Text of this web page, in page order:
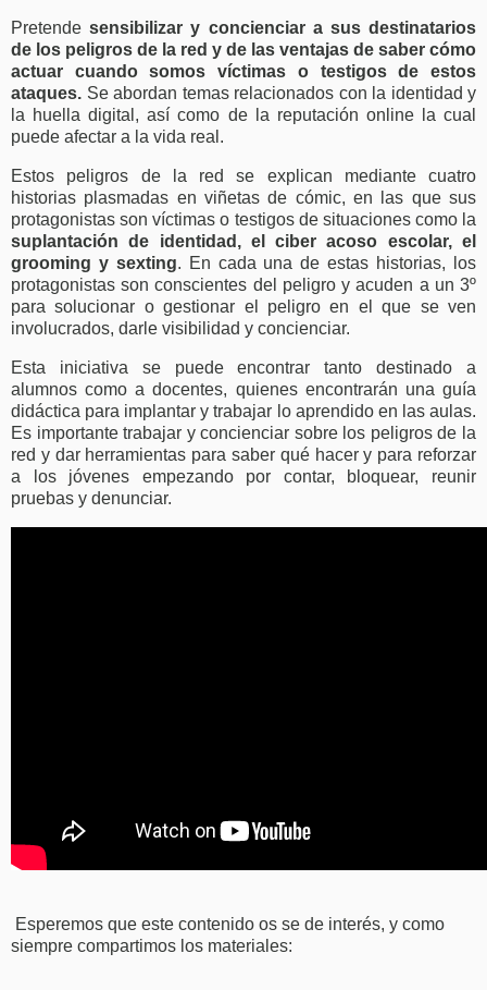
Pretendesensibilizar y concienciar a sus destinatarios
de los peligros de la red y de las ventajas de saber cómo
actuar cuando somos víctimas o testigos de estos
ataques. Se abordan temas relacionados con la identidad y
la huella digital, así como de la reputación online la cual
puede afectar a la vida real.
Estos peligros de la red se explican mediante cuatro
historias plasmadas en viñetas de cómic, en las que sus
protagonistas son víctimas o testigos de situaciones como la
suplantación de identidad, el ciber acoso escolar, el
grooming y sexting. En cada una de estas historias, los
protagonistas son conscientes del peligro y acuden a un 3º
para solucionar o gestionar el peligro en el que se ven
involucrados, darle visibilidad y concienciar.
Esta iniciativa se puede encontrar tanto destinado a
alumnos como a docentes, quienes encontrarán una guía
didáctica para implantar y trabajar lo aprendido en las aulas.
Es importante trabajar y concienciar sobre los peligros de la
red y dar herramientas para saber qué hacer y para reforzar
a los jóvenes empezando por contar, bloquear, reunir
pruebas y denunciar.
Esperemos que este contenido os se de interés, y como
siempre compartimos los materiales: